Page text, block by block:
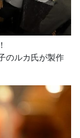
のルカ氏が製作